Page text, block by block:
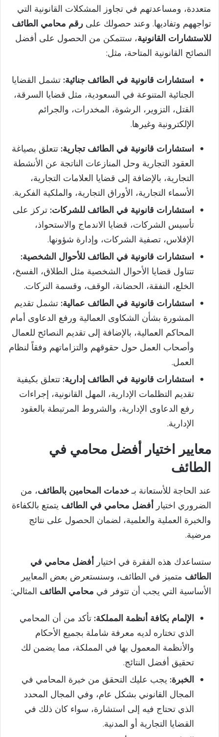
متعددة، ومساعدتهم في تجاوز المشكلات القانونية التي
تواجههم وتفاديها. وعند حصولك على رقم محامي الطائف
للاستشارات القانونية، ستتمكن من الحصول على أفضل
النصائح القانونية المتاحة، مثل:
استشارات قانونية في الطائف جنائية: تشمل القضايا
الجنائية المتنوعة في السعودية، مثل قضايا السرقة،
القتل، التزوير، الرشوة، المخدرات، والجرائم
الإلكترونية وغيرها.
استشارات قانونية في الطائف تجارية: تتعلق بصياغة
العقود التجارية وحل المنازعات الناتجة عن الأنشطة
التجارية، بالإضافة إلى قضايا العلامات التجارية،
الأسماء التجارية، الأوراق التجارية، والملكية الفكرية.
استشارات قانونية في الطائف للشركات: تركز على
تأسيس الشركات، قضايا الاندماج والاستحواذ،
الإفلاس، تصفية الشركات، وإدارة شؤونها.
استشارات قانونية في الطائف للأحوال الشخصية:
تتناول قضايا الأحوال الشخصية مثل الطلاق، الفسخ،
الخلع، النفقة، الحضانة، الوقف، وقسمة التركات.
استشارات قانونية في الطائف عمالية: تشمل تقديم
المشورة بشأن الشكاوى العمالية ورفع الدعاوى أمام
المحاكم العمالية، بالإضافة إلى تقديم النصائح للعمال
وأصحاب العمل حول حقوقهم والتزاماتهم وفقاً لنظام
العمل.
استشارات قانونية في الطائف إدارية: تتعلق بكيفية
تقديم التظلمات الإدارية، المهل القانونية، إجراءات
رفع الدعاوى الإدارية، والشروط المرتبطة بالعقود
الإدارية.
معايير اختيار أفضل محامي في
الطائف
عند الحاجة للأستعانة بـخدمات المحامين بالطائف، من
الضروري اختيار أفضل محامي في الطائف يتمتع بالكفاءة
والخبرة العملية والعلمية، لضمان الحصول على نتائج
مرضية.
ستساعدك هذه الفقرة في اختيار أفضل محامي في
الطائف متميز في الطائف، وسنستعرض بعض المعايير
الأساسية التي يجب أن تتوفر في محامي الطائف المثالي:
الإلمام بكافة أنظمة المملكة: تأكد من أن المحامي
الذي تختاره لديه معرفة شاملة بجميع الأحكام
والأنظمة المعمول بها في المملكة، مما يضمن لك
تحقيق أفضل النتائج.
الخبرة: يجب عليك التحقق من خبرة المحامي في
المجال القانوني بشكل عام، وفي المجال المحدد
الذي تحتاج فيه إلى استشارة، سواء كان ذلك في
القضايا التجارية أو المدنية.